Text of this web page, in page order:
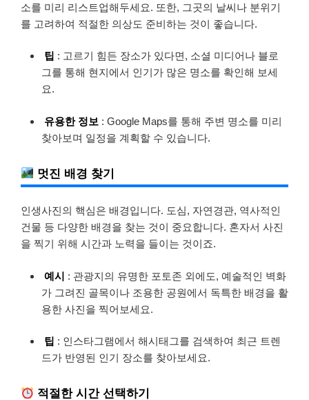
소를 미리 리스트업해두세요. 또한, 그곳의 날씨나 분위기
를 고려하여 적절한 의상도 준비하는 것이 좋습니다.
팁 : 고르기 힘든 장소가 있다면, 소셜 미디어나 블로
그를 통해 현지에서 인기가 많은 명소를 확인해 보세
요.
유용한 정보 : Google Maps를 통해 주변 명소를 미리
찾아보며 일정을 계획할 수 있습니다.
멋진 배경 찾기
인생사진의 핵심은 배경입니다. 도심, 자연경관, 역사적인
건물 등 다양한 배경을 찾는 것이 중요합니다. 혼자서 사진
을 찍기 위해 시간과 노력을 들이는 것이죠.
예시 : 관광지의 유명한 포토존 외에도, 예술적인 벽화
가 그려진 골목이나 조용한 공원에서 독특한 배경을 활
용한 사진을 찍어보세요.
팁 : 인스타그램에서 해시태그를 검색하여 최근 트렌
드가 반영된 인기 장소를 찾아보세요.
적절한 시간 선택하기